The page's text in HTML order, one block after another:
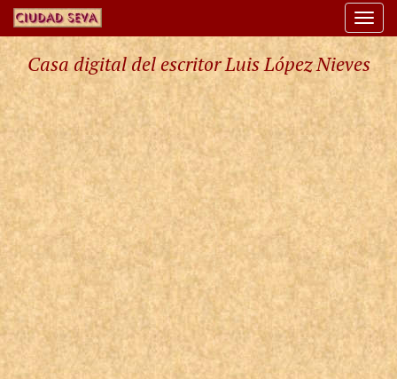
Casa digital del escritor Luis López Nieves